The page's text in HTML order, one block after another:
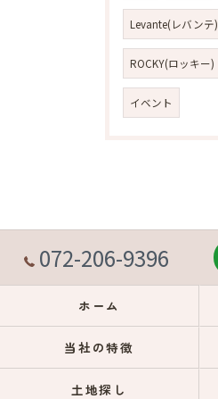
Levante(レバンテ)
ROCKY(ロッキー)
イベント
072-206-9396
ホーム
当社の特徴
土地探し